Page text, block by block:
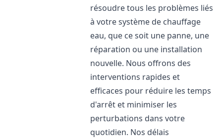
résoudre tous les problèmes liés
à votre système de chauffage
eau, que ce soit une panne, une
réparation ou une installation
nouvelle. Nous offrons des
interventions rapides et
efficaces pour réduire les temps
d'arrêt et minimiser les
perturbations dans votre
quotidien. Nos délais